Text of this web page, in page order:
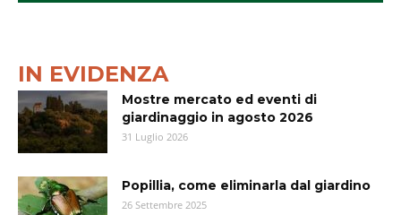
IN EVIDENZA
Mostre mercato ed eventi di
giardinaggio in agosto 2026
31 Luglio 2026
Popillia, come eliminarla dal giardino
26 Settembre 2025